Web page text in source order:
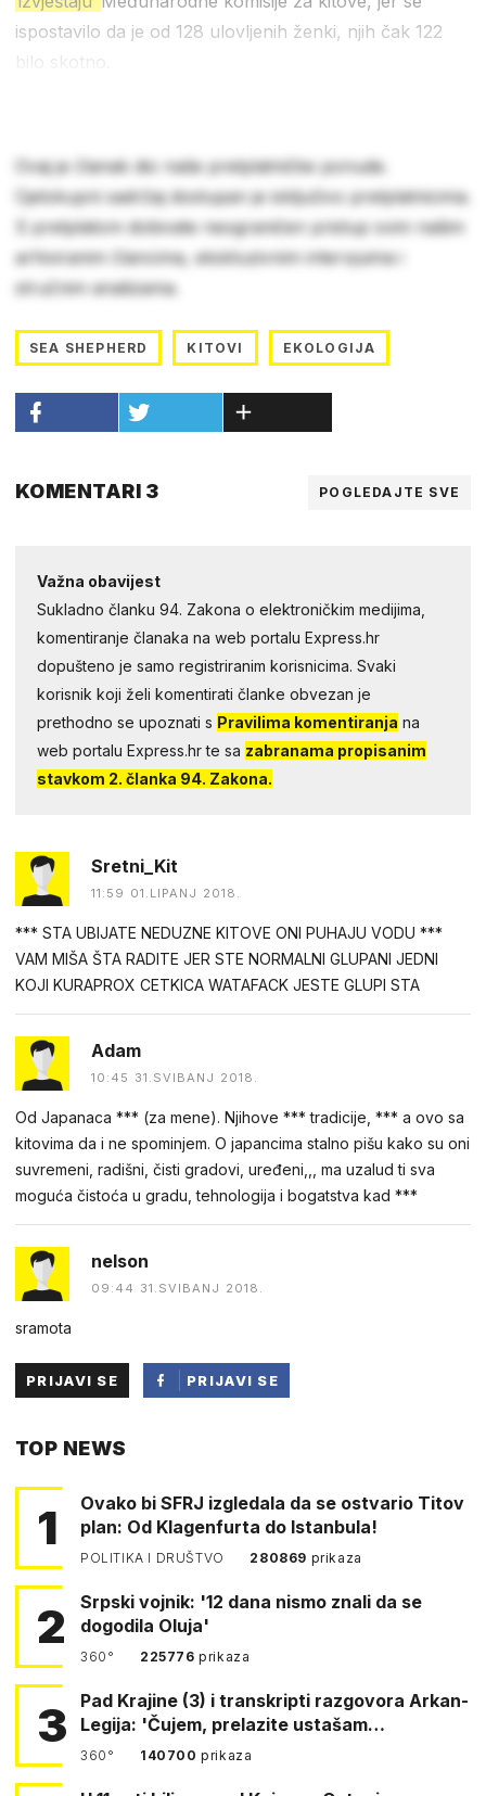
ispostavilo da je od 128 ulovljenih ženki, njih čak 122
bilo skotno.
Ovaj je članak dio naše pretplatničke ponude.
Cjelokupni sadržaj dostupan je isključivo pretplatnicima.
S pretplatom dobivate neograničen pristup svim našim
arhiviranim člancima, ekskluzivnim intervjuima i
stručnim analizama.
SEA SHEPHERD KITOVI EKOLOGIJA
KOMENTARI 3 POGLEDAJTE SVE
Važna obavijest
Sukladno članku 94. Zakona o elektroničkim medijima,
komentiranje članaka na web portalu Express.hr
dopušteno je samo registriranim korisnicima. Svaki
korisnik koji želi komentirati članke obvezan je
prethodno se upoznati s Pravilima komentiranja na
web portalu Express.hr te sa zabranama propisanim
stavkom 2. članka 94. Zakona.
Sretni_Kit
11:59 01.LIPANJ 2018.
*** STA UBIJATE NEDUZNE KITOVE ONI PUHAJU VODU ***
VAM MIŠA ŠTA RADITE JER STE NORMALNI GLUPANI JEDNI
KOJI KURAPROX CETKICA WATAFACK JESTE GLUPI STA
Adam
10:45 31.SVIBANJ 2018.
Od Japanaca *** (za mene). Njihove *** tradicije, *** a ovo sa
kitovima da i ne spominjem. O japancima stalno pišu kako su oni
suvremeni, radišni, čisti gradovi, uređeni,,, ma uzalud ti sva
moguća čistoća u gradu, tehnologija i bogatstva kad ***
nelson
09:44 31.SVIBANJ 2018.
sramota
PRIJAVI SE
PRIJAVI SE
TOP NEWS
1
Ovako bi SFRJ izgledala da se ostvario Titov
plan: Od Klagenfurta do Istanbula!
POLITIKA I DRUŠTVO 280869 prikaza
2
Srpski vojnik: '12 dana nismo znali da se
dogodila Oluja'
360° 225776prikaza
3
Pad Krajine (3) i transkripti razgovora Arkan-
Legija: 'Čujem, prelazite ustašam…
360° 140700prikaza